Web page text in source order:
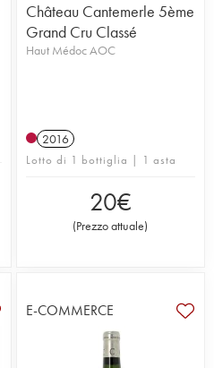
Château Cantemerle 5ème
Grand Cru Classé
Haut Médoc AOC
2016
Lotto di 1 bottiglia | 1 asta
20€
(Prezzo attuale)
E-COMMERCE